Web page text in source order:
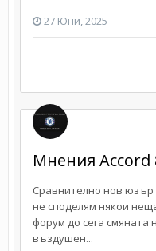
27 Юни, 2025
Мнения Accord
Сравнително нов
не споделям някои
форум до сега смяната
въздушен...